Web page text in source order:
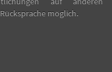
möglich.